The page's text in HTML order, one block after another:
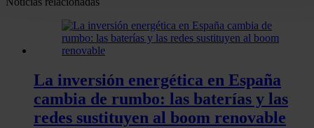
personales y establezca sus preferencias en la
. Puede cambiar o retirar su consentimiento en
momento en la Declaración de cookies.
contenido y los anuncios, ofrecer funciones de redes
analizar el tráfico. Además, compartimos información sobre
uso que haga del sitio web con nuestros partners de redes
La inversión energética en España
cambia de rumbo: las baterías y las
redes sustituyen al boom renovable